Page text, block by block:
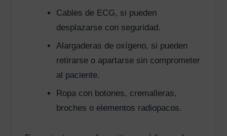
Cables de ECG, si pueden
desplazarse con seguridad.
Alargaderas de oxígeno, si pueden
retirarse o apartarse sin comprometer
al paciente.
Ropa con botones, cremalleras,
broches o elementos radiopacos.